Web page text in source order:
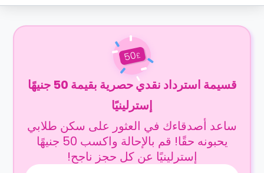
£
50
قسيمة استرداد نقدي حصرية بقيمة 50 جنيهًا
إسترلينيًا
ساعد أصدقاءك في العثور على سكن طلابي
يحبونه حقًا! قم بالإحالة واكسب 50 جنيهًا
إسترلينيًا عن كل حجز ناجح!